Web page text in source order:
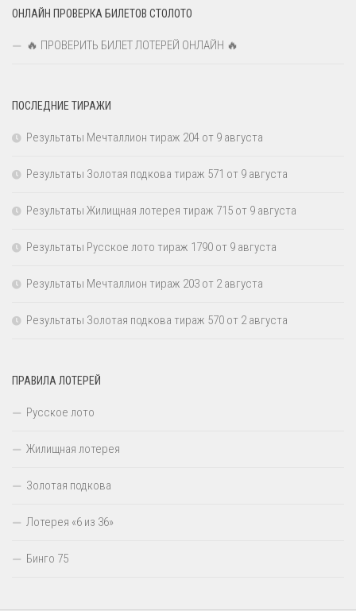
ОНЛАЙН ПРОВЕРКА БИЛЕТОВ СТОЛОТО
🔥 ПРОВЕРИТЬ БИЛЕТ ЛОТЕРЕЙ ОНЛАЙН 🔥
ПОСЛЕДНИЕ ТИРАЖИ
Результаты Мечталлион тираж 204 от 9 августа
Результаты Золотая подкова тираж 571 от 9 августа
Результаты Жилищная лотерея тираж 715 от 9 августа
Результаты Русское лото тираж 1790 от 9 августа
Результаты Мечталлион тираж 203 от 2 августа
Результаты Золотая подкова тираж 570 от 2 августа
ПРАВИЛА ЛОТЕРЕЙ
Русское лото
Жилищная лотерея
Золотая подкова
Лотерея «6 из 36»
Бинго 75